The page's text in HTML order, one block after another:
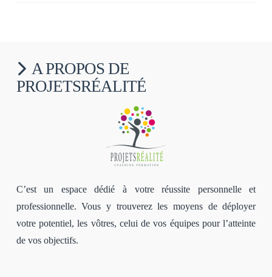
A PROPOS DE
PROJETSRÉALITÉ
C’est un espace dédié à votre réussite personnelle et
professionnelle. Vous y trouverez les moyens de déployer
votre potentiel, les vôtres, celui de vos équipes pour l’atteinte
de vos objectifs.